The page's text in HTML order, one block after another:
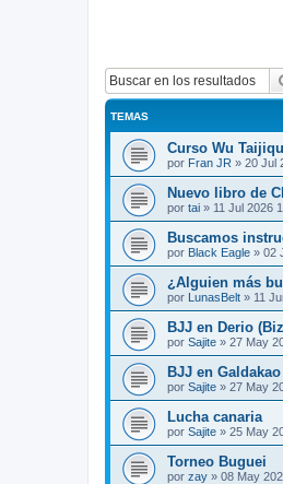
TEMAS
Curso Wu
por Fran JR » 20 Jul
Nuevo libro de
por tai » 11 Jul 2026
Buscamos
por Black Eagle » 02
¿Alguien más
por LunasBelt » 11
BJJ en Derio
por Sajite » 27 May
BJJ en
por Sajite » 27 May
Lucha canaria
por Sajite » 25 May
Torneo Buguei
por zay » 08 May